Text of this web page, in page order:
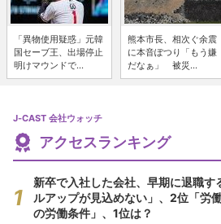
「異物使用疑惑」元韓
国セーブ王、出場停止
明けマウンドで...
熊本市長、相次ぐ余震
に本音ぽつり「もう嫌
だなぁ」 被災...
J-CAST 会社ウォッチ
アクセスランキング
新卒で入社した会社、早期に退職
ルアップが見込めない」、2位「労
の労働条件」、1位は？